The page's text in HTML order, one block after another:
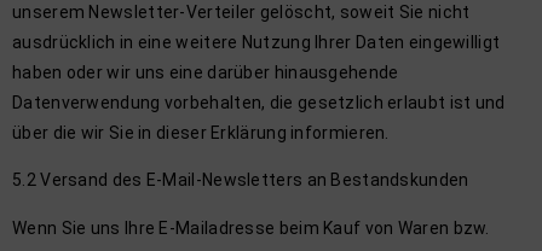
unserem Newsletter-Verteiler gelöscht, soweit Sie nicht
ausdrücklich in eine weitere Nutzung Ihrer Daten eingewilligt
haben oder wir uns eine darüber hinausgehende
Datenverwendung vorbehalten, die gesetzlich erlaubt ist und
über die wir Sie in dieser Erklärung informieren.
5.2 Versand des E-Mail-Newsletters an Bestandskunden
Wenn Sie uns Ihre E-Mailadresse beim Kauf von Waren bzw.